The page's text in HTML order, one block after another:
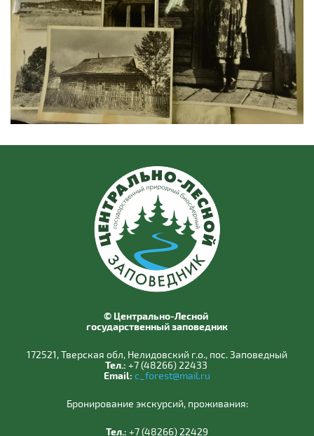
© Центрально-Лесной
государственный заповедник
172521, Тверская обл, Нелидовский г.о., пос. Заповедный
Тел.: +7 (48266) 22433
Email: c_forest@mail.ru
Бронирование экскурсий, проживания:
Тел.: +7 (48266) 22429